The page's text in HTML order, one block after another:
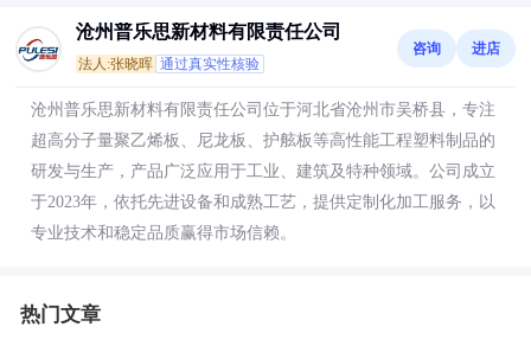
沧州普乐思新材料有限责任公司
法人:张晓晖 通过真实性核验
咨询 进店
沧州普乐思新材料有限责任公司位于河北省沧州市吴桥县，专注
超高分子量聚乙烯板、尼龙板、护舷板等高性能工程塑料制品的
研发与生产，产品广泛应用于工业、建筑及特种领域。公司成立
于2023年，依托先进设备和成熟工艺，提供定制化加工服务，以
专业技术和稳定品质赢得市场信赖。
热门文章